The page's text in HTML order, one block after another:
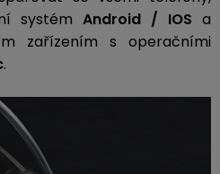
systém Android / IOS a
zařízením s operačními
.